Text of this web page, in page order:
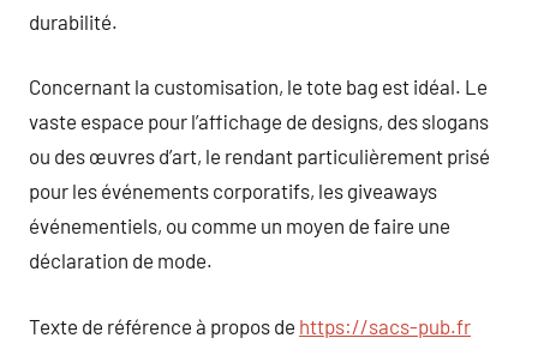
durabilité.
Concernant la customisation, le tote bag est idéal. Le
vaste espace pour l’affichage de designs, des slogans
ou des œuvres d’art, le rendant particulièrement prisé
pour les événements corporatifs, les giveaways
événementiels, ou comme un moyen de faire une
déclaration de mode.
Texte de référence à propos de https://sacs-pub.fr